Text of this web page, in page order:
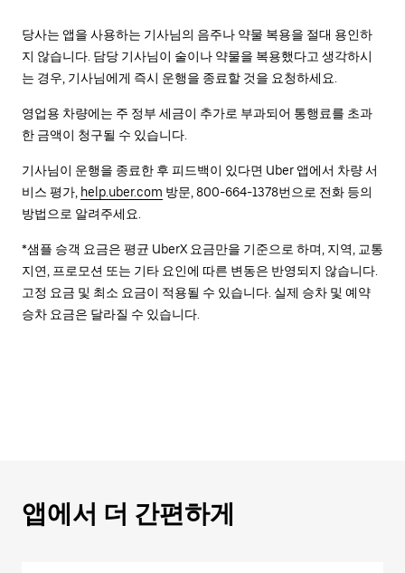
당사는 앱을 사용하는 기사님의 음주나 약물 복용을 절대 용인하
지 않습니다. 담당 기사님이 술이나 약물을 복용했다고 생각하시
는 경우, 기사님에게 즉시 운행을 종료할 것을 요청하세요.
영업용 차량에는 주 정부 세금이 추가로 부과되어 통행료를 초과
한 금액이 청구될 수 있습니다.
기사님이 운행을 종료한 후 피드백이 있다면 Uber 앱에서 차량 서
비스 평가, help.uber.com 방문, 800-664-1378번으로 전화 등의
방법으로 알려주세요.
*샘플 승객 요금은 평균 UberX 요금만을 기준으로 하며, 지역, 교통
지연, 프로모션 또는 기타 요인에 따른 변동은 반영되지 않습니다.
고정 요금 및 최소 요금이 적용될 수 있습니다. 실제 승차 및 예약
승차 요금은 달라질 수 있습니다.
앱에서 더 간편하게